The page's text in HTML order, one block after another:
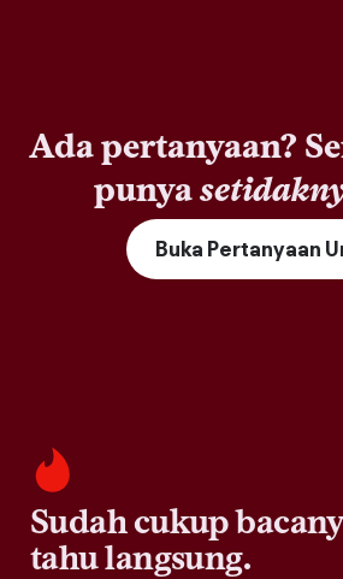
Ada pertanyaan?
punya
Buka Pertanyaan
Sudah cukup
tahu langsung.